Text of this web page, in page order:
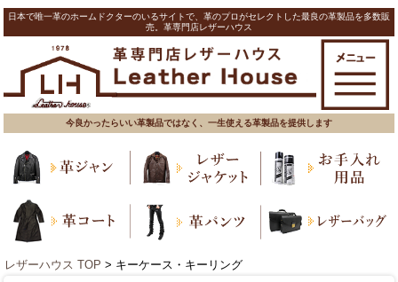
日本で唯一革のホームドクターのいるサイトで、革のプロがセレクトした最良の革製品を多数販
売。革専門店レザーハウス
今良かったらいい革製品ではなく、一生使える革製品を提供します
レザーハウス TOP > キーケース・キーリング